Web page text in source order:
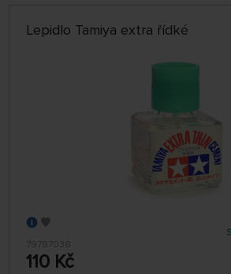
Lepidlo Tamiya extra řídké
79787038
110 Kč